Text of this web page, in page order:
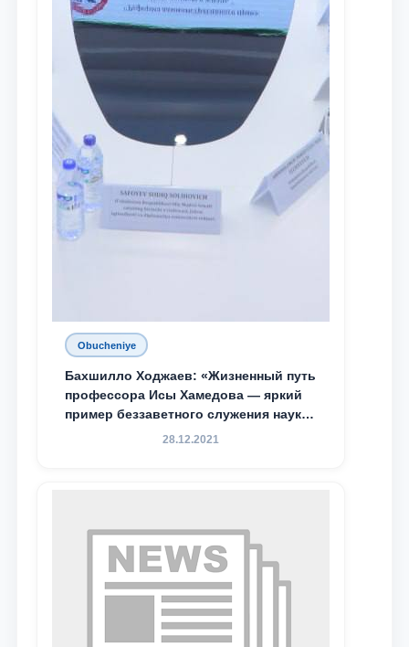
Obucheniye
Бахшилло Ходжаев: «Жизненный путь
профессора Исы Хамедова — яркий
пример беззаветного служения науке,
Родине и воспитанию молодого
28.12.2021